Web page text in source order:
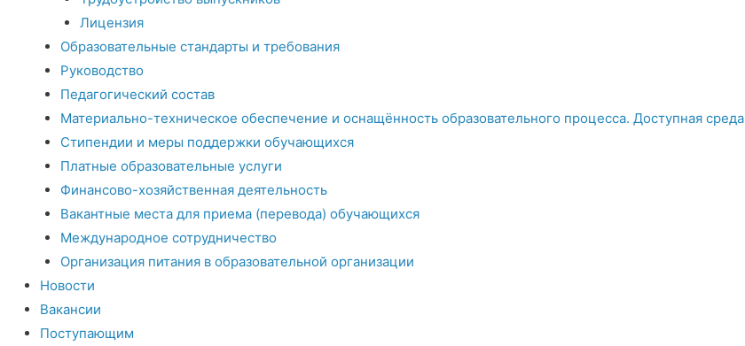
Лицензия
Образовательные стандарты и требования
Руководство
Педагогический состав
Материально-техническое обеспечение и оснащённость образовательного процесса. Доступная среда
Стипендии и меры поддержки обучающихся
Платные образовательные услуги
Финансово-хозяйственная деятельность
Вакантные места для приема (перевода) обучающихся
Международное сотрудничество
Организация питания в образовательной организации
Новости
Вакансии
Поступающим